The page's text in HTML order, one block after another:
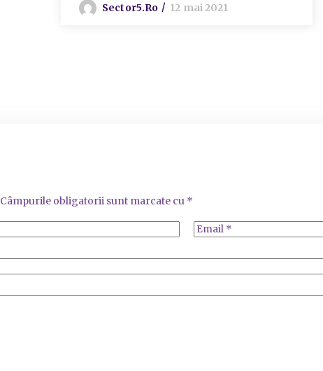
Sector5.ro 12 mai 2021
Câmpurile obligatorii sunt marcate cu *